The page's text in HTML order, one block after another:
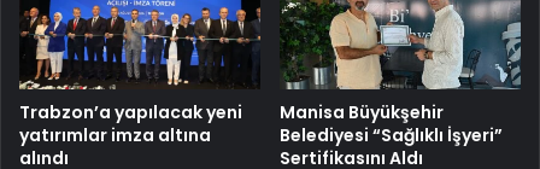
Trabzon’a yapılacak yeni
yatırımlar imza altına
alındı
Manisa Büyükşehir
Belediyesi “Sağlıklı İşyeri”
Sertifikasını Aldı